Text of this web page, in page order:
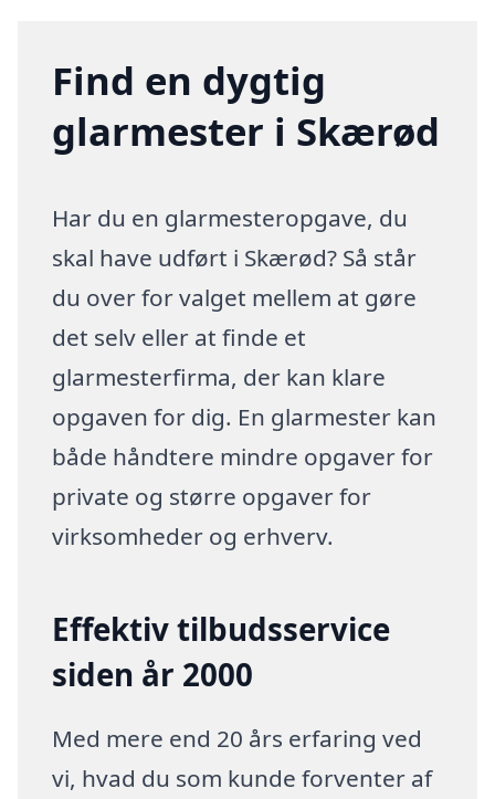
Find en dygtig
glarmester i Skærød
Har du en glarmesteropgave, du
skal have udført i Skærød? Så står
du over for valget mellem at gøre
det selv eller at finde et
glarmesterfirma, der kan klare
opgaven for dig. En glarmester kan
både håndtere mindre opgaver for
private og større opgaver for
virksomheder og erhverv.
Effektiv tilbudsservice
siden år 2000
Med mere end 20 års erfaring ved
vi, hvad du som kunde forventer af